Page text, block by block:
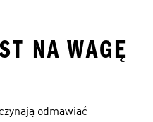
NA WAGĘ
odmawiać